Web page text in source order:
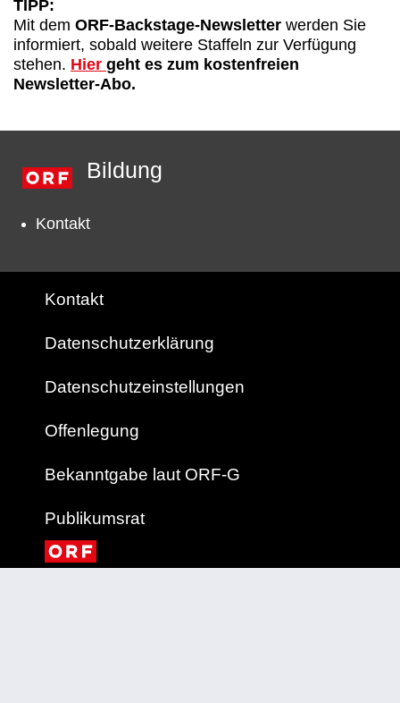
TIPP:
Mit dem ORF-Backstage-Newsletter werden Sie
informiert, sobald weitere Staffeln zur Verfügung
stehen. Hier geht es zum kostenfreien
Newsletter-Abo.
Bildung
Kontakt
Kontakt
Datenschutzerklärung
Datenschutzeinstellungen
Offenlegung
Bekanntgabe laut ORF-G
Publikumsrat